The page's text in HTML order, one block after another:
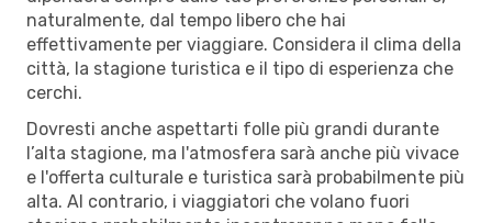
naturalmente, dal tempo libero che hai
effettivamente per viaggiare. Considera il clima della
città, la stagione turistica e il tipo di esperienza che
cerchi.
Dovresti anche aspettarti folle più grandi durante
l’alta stagione, ma l'atmosfera sarà anche più vivace
e l'offerta culturale e turistica sarà probabilmente più
alta. Al contrario, i viaggiatori che volano fuori